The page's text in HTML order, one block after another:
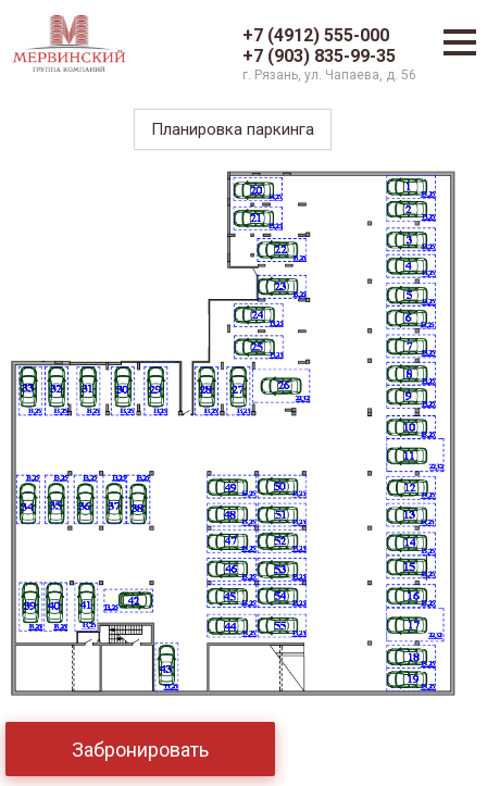
+7 (4912) 555-000
+7 (903) 835-99-35
г. Рязань, ул. Чапаева, д. 56
Планировка паркинга
Забронировать